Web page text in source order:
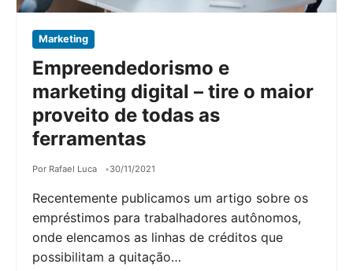
Marketing
Empreendedorismo e
marketing digital – tire o maior
proveito de todas as
ferramentas
Por Rafael Luca 30/11/2021
Recentemente publicamos um artigo sobre os
empréstimos para trabalhadores autônomos,
onde elencamos as linhas de créditos que
possibilitam a quitação…